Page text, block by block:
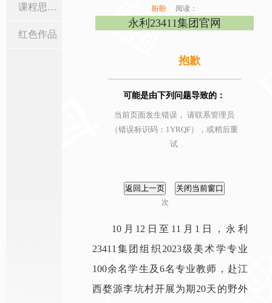
课程思政活动
红色作品
盼盼
阅读：
永利23411集团官网
抱歉
可能是由下列问题导致的：
当前页面发生错误， 请联系管理员
（错误标识码：1YRQF），或稍后重
试
次
10月12日至11月1日，永利
23411集团组织2023级美术学专业
100余名学生及6名专业教师，赴江
西婺源李坑村开展为期20天的野外